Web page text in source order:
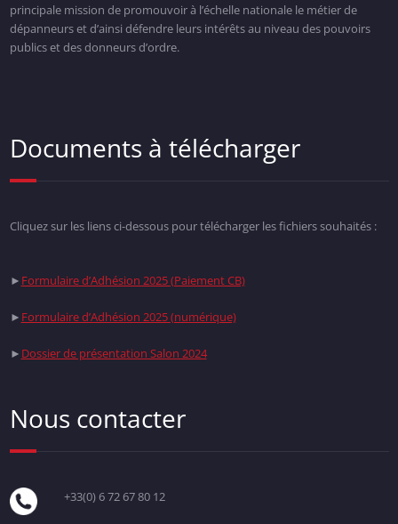
principale mission de promouvoir à l’échelle nationale le métier de
dépanneurs et d’ainsi défendre leurs intérêts au niveau des pouvoirs
publics et des donneurs d’ordre.
Documents à télécharger
Cliquez sur les liens ci-dessous pour télécharger les fichiers souhaités :
► Formulaire d’Adhésion 2025 (Paiement CB)
► Formulaire d’Adhésion 2025 (numérique)
► Dossier de présentation Salon 2024
Nous contacter
+33(0) 6 72 67 80 12